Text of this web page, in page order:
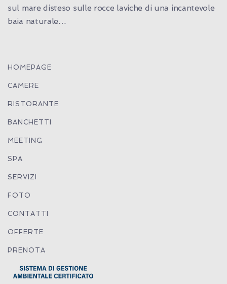
sul mare disteso sulle rocce laviche di una incantevole
baia naturale…
HOMEPAGE
CAMERE
RISTORANTE
BANCHETTI
MEETING
SPA
SERVIZI
FOTO
CONTATTI
OFFERTE
PRENOTA